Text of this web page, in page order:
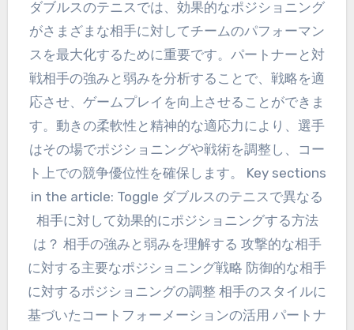
ダブルスのテニスでは、効果的なポジショニング
がさまざまな相手に対してチームのパフォーマン
スを最大化するために重要です。パートナーと対
戦相手の強みと弱みを分析することで、戦略を適
応させ、ゲームプレイを向上させることができま
す。動きの柔軟性と精神的な適応力により、選手
はその場でポジショニングや戦術を調整し、コー
ト上での競争優位性を確保します。 Key sections
in the article: Toggle ダブルスのテニスで異なる
相手に対して効果的にポジショニングする方法
は？ 相手の強みと弱みを理解する 攻撃的な相手
に対する主要なポジショニング戦略 防御的な相手
に対するポジショニングの調整 相手のスタイルに
基づいたコートフォーメーションの活用 パートナ